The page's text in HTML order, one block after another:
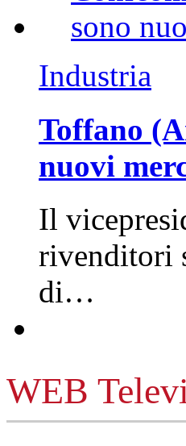
Industria
Toffano
nuovi
Il
rivenditori
di…
WEB